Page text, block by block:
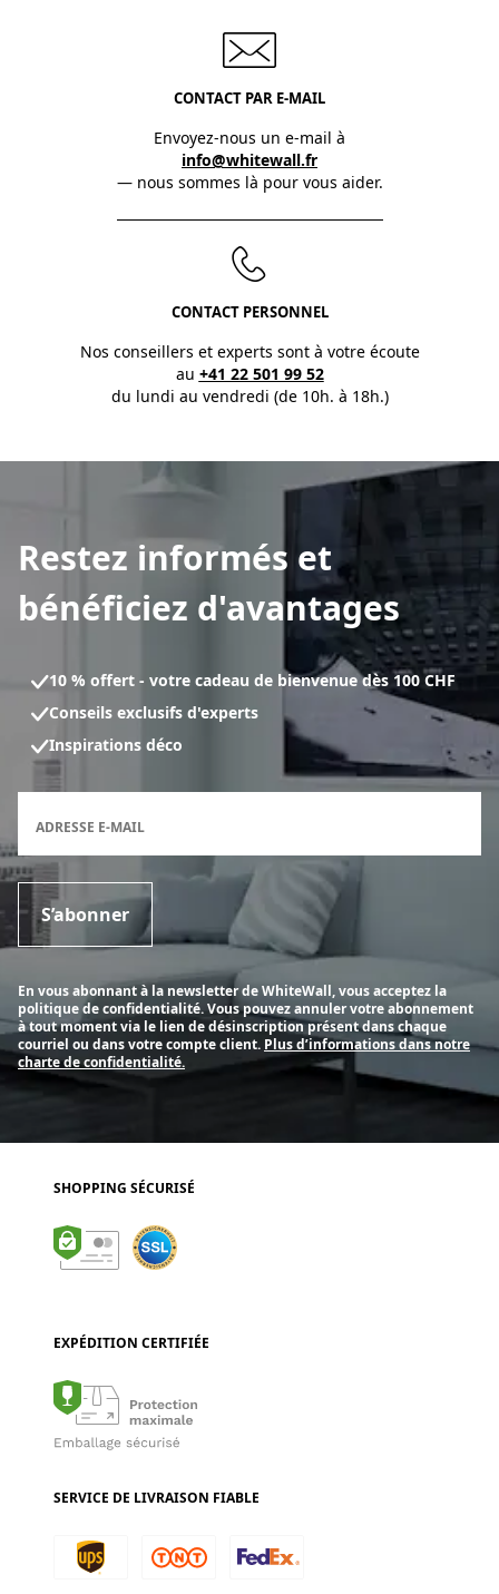
CONTACT PAR E-MAIL
Envoyez-nous un e-mail à
info@whitewall.fr
— nous sommes là pour vous aider.
CONTACT PERSONNEL
Nos conseillers et experts sont à votre écoute
au +41 22 501 99 52
du lundi au vendredi (de 10h. à 18h.)
Restez informés et
bénéficiez d'avantages
10 % offert - votre cadeau de bienvenue dès 100 CHF
Conseils exclusifs d'experts
Inspirations déco
ADRESSE E-MAIL
S’abonner
En vous abonnant à la newsletter de WhiteWall, vous acceptez la
politique de confidentialité. Vous pouvez annuler votre abonnement
à tout moment via le lien de désinscription présent dans chaque
courriel ou dans votre compte client. Plus d’informations dans notre
charte de confidentialité.
SHOPPING SÉCURISÉ
EXPÉDITION CERTIFIÉE
SERVICE DE LIVRAISON FIABLE